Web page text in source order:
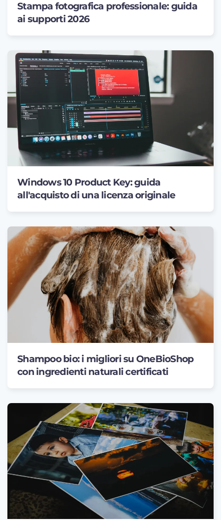
Stampa fotografica professionale: guida
ai supporti 2026
Windows 10 Product Key: guida
all'acquisto di una licenza originale
Shampoo bio: i migliori su OneBioShop
con ingredienti naturali certificati